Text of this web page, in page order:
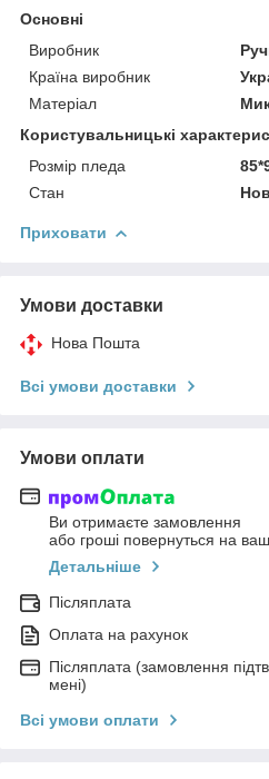
Основні
Виробник
Країна виробник
Матеріал
Користувальницькі
Розмір пледа
Стан
Приховати
Умови доставки
Нова Пошта
Всі умови доставки
Умови оплати
Ви отримаєте замовлення
або гроші повернуться на
Детальніше
Післяплата
Оплата на рахунок
Післяплата (замовлення
мені)
Всі умови оплати